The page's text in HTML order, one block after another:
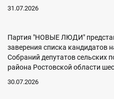
31.07.2026
Партия "НОВЫЕ ЛЮДИ"
заверения списка кандидатов
Собраний депутатов сельских
района Ростовской области
30.07.2026